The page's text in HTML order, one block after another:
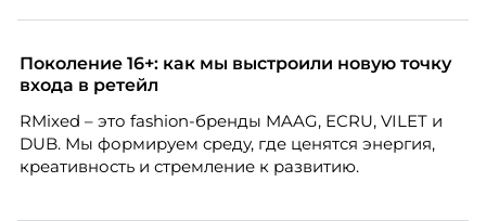
вовлечения, стоит остановиться на неудобном
факте: данные говорят ровно обратное тому, что
подсказывает интуиция. Автор свежего выпуска
Марианна Симонян — HR Tech лидер, эксперт по
People Analytics, приглашённый лектор НИУ ВШЭ и
МИФИ, автор книги «Дао женской карьеры».
Поколение 16+: как мы выстроили новую точку
входа в ретейл
RMixed – это fashion-бренды MAAG, ECRU, VILET и
DUB. Мы формируем среду, где ценятся энергия,
креативность и стремление к развитию.